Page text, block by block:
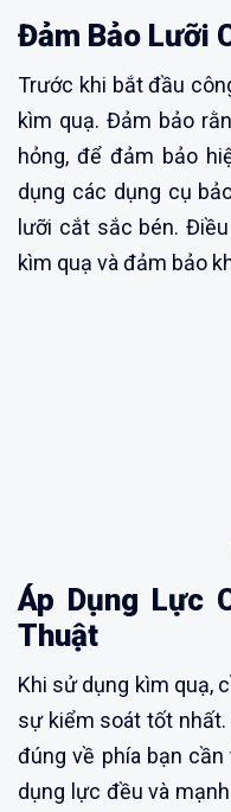
Đảm Bảo Lưỡi
Trước khi bắt đầu
kìm quạ. Đảm bảo
hỏng, để đảm bảo
dụng các dụng cụ
lưỡi cắt sắc bén.
kìm quạ và đảm bảo
Áp Dụng Lực
Thuật
Khi sử dụng kìm quạ,
sự kiểm soát tốt
đúng về phía bạn
dụng lực đều và